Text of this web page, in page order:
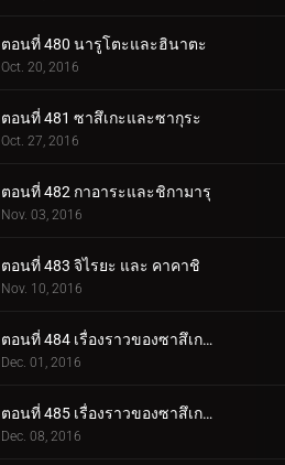
ตอนที่ 480 นารูโตะและฮินาตะ
Oct. 20, 2016
ตอนที่ 481 ซาสึเกะและซากุระ
Oct. 27, 2016
ตอนที่ 482 กาอาระและชิกามารุ
Nov. 03, 2016
ตอนที่ 483 จิไรยะ และ คาคาชิ
Nov. 10, 2016
ตอนที่ 484 เรื่องราวของซาสึเกะ ซันไรส์ ตอนที่ 1 มนุษย์ระเบิด
Dec. 01, 2016
ตอนที่ 485 เรื่องราวของซาสึเกะ พระอาทิตย์ขึ้น ตอนที่ 2: โคลอสเซียม
Dec. 08, 2016